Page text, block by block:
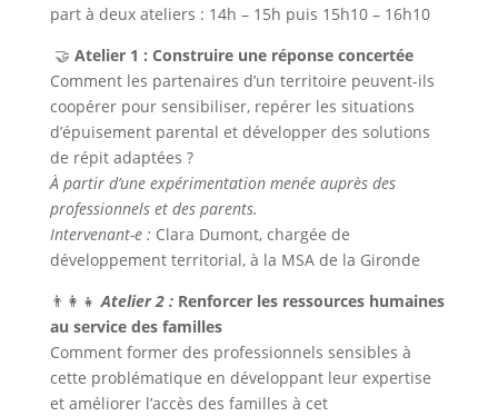
part à deux ateliers : 14h – 15h puis 15h10 – 16h10
🤝 Atelier 1 : Construire une réponse concertée
Comment les partenaires d’un territoire peuvent-ils
coopérer pour sensibiliser, repérer les situations
d’épuisement parental et développer des solutions
de répit adaptées ?
À partir d’une expérimentation menée auprès des
professionnels et des parents.
Intervenant-e : Clara Dumont, chargée de
développement territorial, à la MSA de la Gironde
👨‍👩‍👧 Atelier 2 : Renforcer les ressources humaines
au service des familles
Comment former des professionnels sensibles à
cette problématique en développant leur expertise
et améliorer l’accès des familles à cet